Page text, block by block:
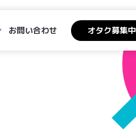
お問い合わせ オタク募集中